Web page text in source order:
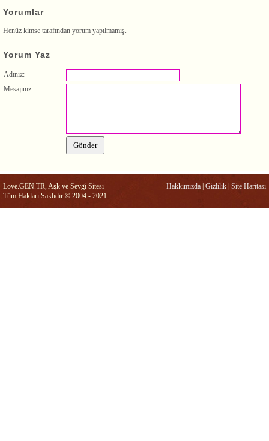
Yorumlar
Henüz kimse tarafından yorum yapılmamış.
Yorum Yaz
Adınız:
Mesajınız:
Love.GEN.TR, Aşk ve Sevgi Sitesi
Tüm Hakları Saklıdır © 2004 - 2021
Hakkımızda | Gizlilik | Site Haritası